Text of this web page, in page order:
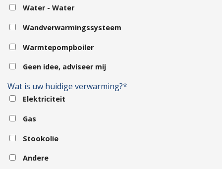
Water - Water
Wandverwarmingssysteem
Warmtepompboiler
Geen idee, adviseer mij
Wat is uw huidige verwarming?*
Elektriciteit
Gas
Stookolie
Andere